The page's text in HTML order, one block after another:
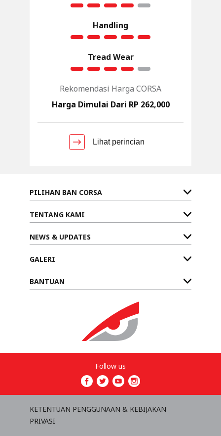
Handling
Tread Wear
Rekomendasi Harga CORSA
Harga Dimulai Dari RP 262,000
Lihat perincian
PILIHAN BAN CORSA
TENTANG KAMI
NEWS & UPDATES
GALERI
BANTUAN
Follow us
KETENTUAN PENGGUNAAN & KEBIJAKAN
PRIVASI